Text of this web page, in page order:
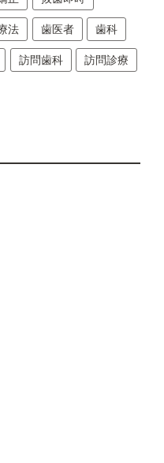
法 歯医者 歯科
訪問歯科 訪問診療